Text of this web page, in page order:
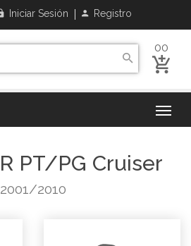
Iniciar Sesión Registro
00
PT/PG Cruiser
2001/2010